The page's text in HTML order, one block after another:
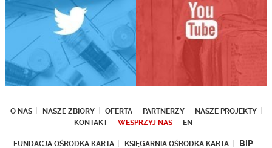
O NAS NASZE ZBIORY OFERTA PARTNERZY
NASZE PROJEKTY
KONTAKT
WESPRZYJ NAS EN
FUNDACJA OŚRODKA KARTA KSIĘGARNIA OŚRODKA KARTA BIP